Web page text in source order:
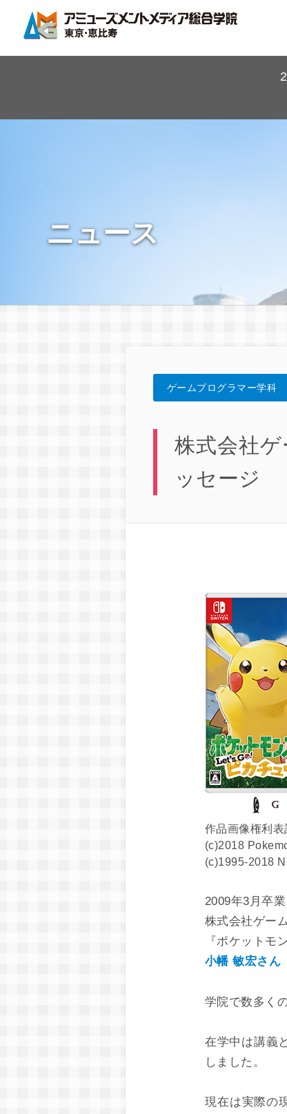
ニュース
ゲームプログラマー学科
株式会社
ッセージ
作品画像権利表
(c)2018
(c)1995-2018
2009年3月卒業
株式会社ゲー
『ポケットモ
小幡 敏宏さん
学院で数多く
在学中は講義
しました。
現在は実際の